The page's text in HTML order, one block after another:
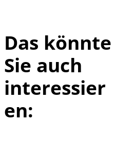
Das könnte
Sie auch
interessier
en: